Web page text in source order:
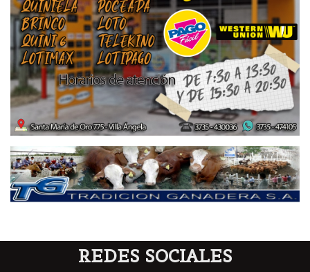
REDES SOCIALES